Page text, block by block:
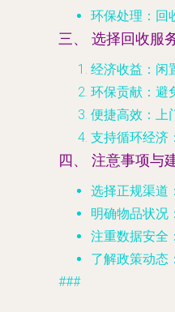
环保处理 ：
三、 选择回收服
经济收益 ：
环保贡献 ：
便捷高效 ：
支持循环经济
四、 注意事项与
选择正规渠道
明确物品状况
注重数据安全
了解政策动态
###